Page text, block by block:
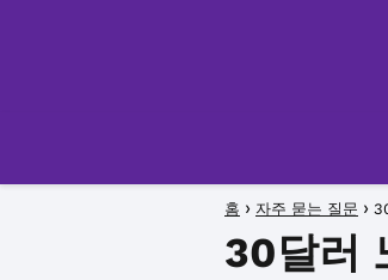
홈 자주 묻는 질문
30달러